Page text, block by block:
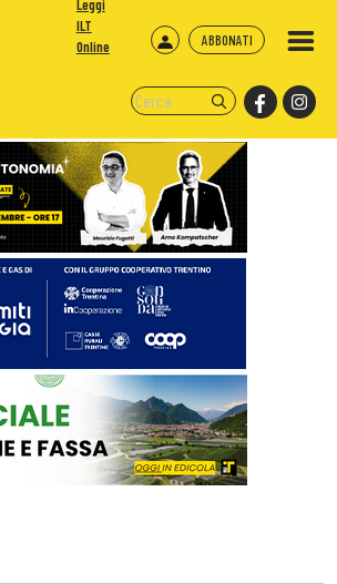
ABBONATI
Leggi
ILT
Online